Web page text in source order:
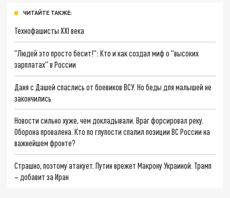
ЧИТАЙТЕ ТАКЖЕ:
Технофашисты XXI века
"Людей это просто бесит!": Кто и как создал миф о "высоких
зарплатах" в России
Даня с Дашей спаслись от боевиков ВСУ. Но беды для малышей не
закончились
Новости сильно хуже, чем докладывали. Враг форсировал реку.
Оборона провалена. Кто по глупости спалил позиции ВС России на
важнейшем фронте?
Страшно, поэтому атакует. Путин врежет Макрону Украиной. Трамп
– добавит за Иран